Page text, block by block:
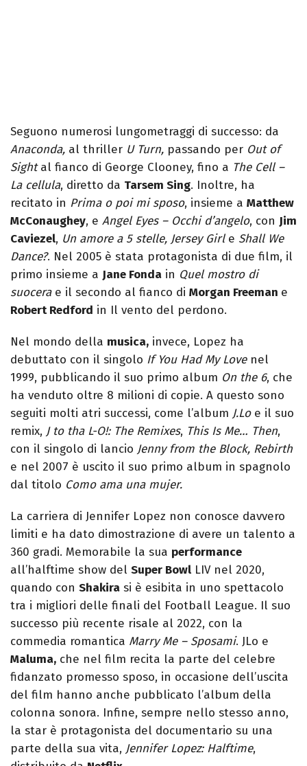
Seguono numerosi lungometraggi di successo: da
Anaconda, al thriller U Turn, passando per Out of
Sightal fianco di George Clooney, fino a The Cell –
La cellula, diretto da Tarsem Sing. Inoltre, ha
recitato in Prima o poi mi sposo, insieme a Matthew
McConaughey, e Angel Eyes – Occhi d’angelo, con Jim
Caviezel, Un amore a 5 stelle, Jersey Girle Shall We
Dance?. Nel 2005 è stata protagonista di due film, il
primo insieme a Jane Fonda in Quel mostro di
suocerae il secondo al fianco di Morgan Freeman e
Robert Redford in Il vento del perdono.
Nel mondo della musica, invece, Lopez ha
debuttato con il singolo If You Had My Lovenel
1999, pubblicando il suo primo album On the 6, che
ha venduto oltre 8 milioni di copie. A questo sono
seguiti molti atri successi, come l’album J.Loe il suo
remix, J to tha L-O!: The Remixes, This Is Me… Then,
con il singolo di lancio Jenny from the Block, Rebirth
e nel 2007 è uscito il suo primo album in spagnolo
dal titolo Como ama una mujer.
La carriera di Jennifer Lopez non conosce davvero
limiti e ha dato dimostrazione di avere un talento a
360 gradi. Memorabile la sua performance
all’halftime show del Super Bowl LIV nel 2020,
quando con Shakira si è esibita in uno spettacolo
tra i migliori delle finali del Football League. Il suo
successo più recente risale al 2022, con la
commedia romantica Marry Me – Sposami. JLo e
Maluma, che nel film recita la parte del celebre
fidanzato promesso sposo, in occasione dell’uscita
del film hanno anche pubblicato l’album della
colonna sonora. Infine, sempre nello stesso anno,
la star è protagonista del documentario su una
parte della sua vita, Jennifer Lopez: Halftime,